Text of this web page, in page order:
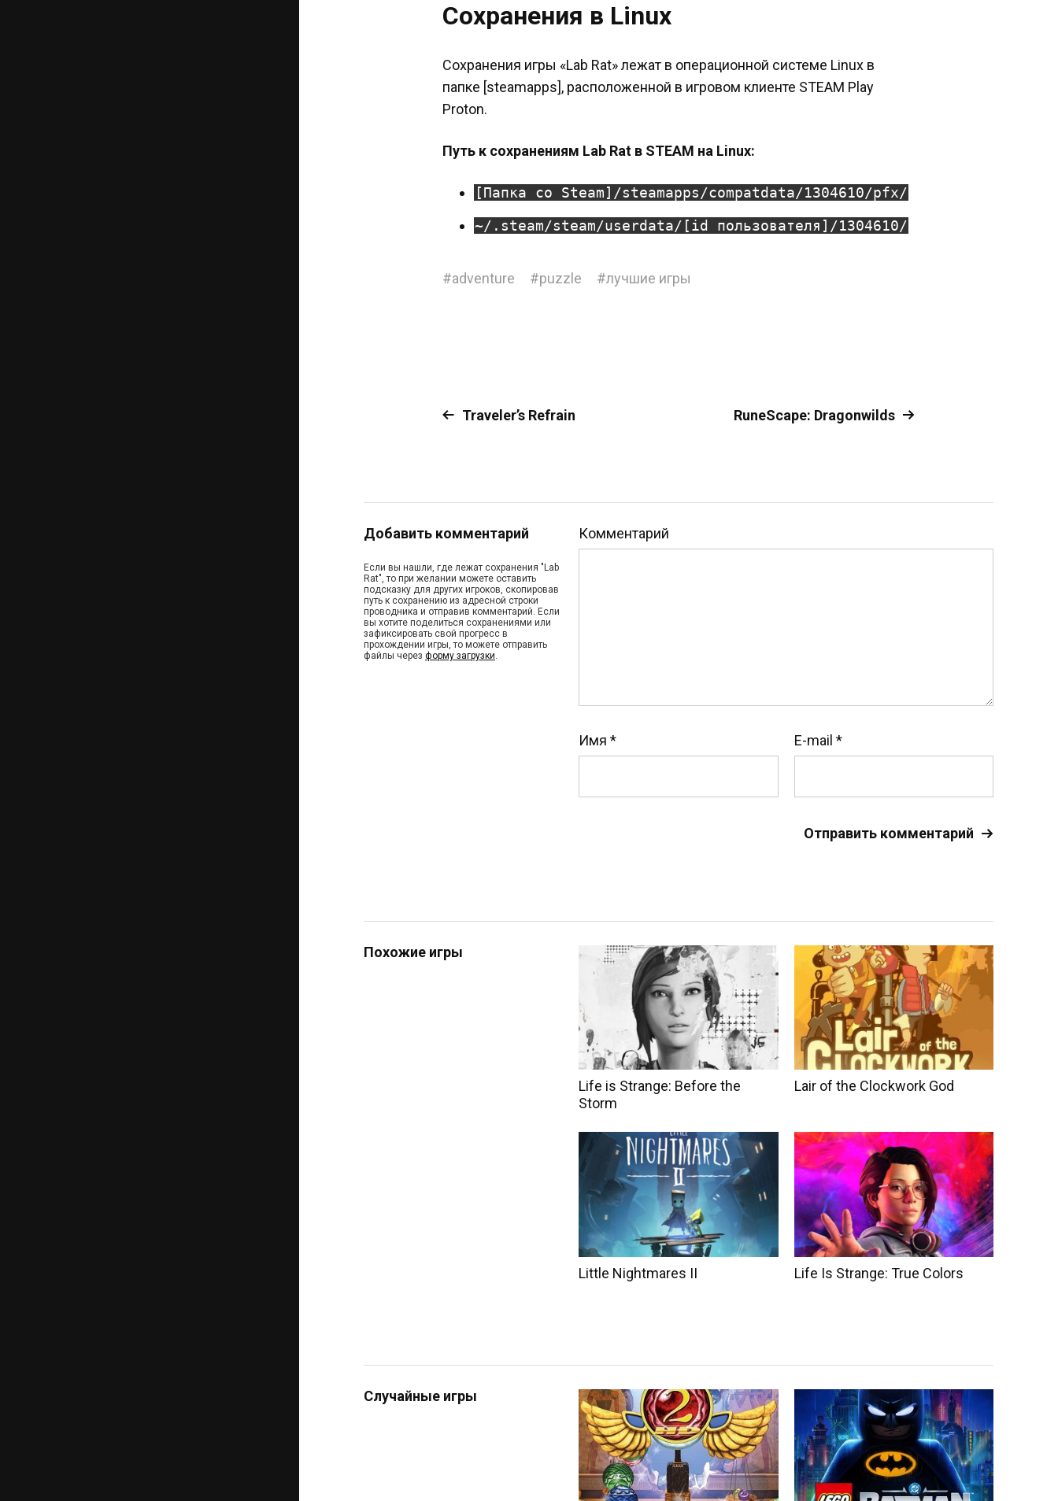
Сохранения в Linux
Сохранения игры «Lab Rat» лежат в операционной системе Linux в
папке [steamapps], расположенной в игровом клиенте STEAM Play
Proton.
Путь к сохранениям Lab Rat в STEAM на Linux:
[Папка со Steam]/steamapps/compatdata/1304610/pfx/
~/.steam/steam/userdata/[id пользователя]/1304610/
#adventure #puzzle #лучшие игры
Traveler’s Refrain RuneScape: Dragonwilds
Добавить комментарий
Если вы нашли, где лежат сохранения "Lab
Rat", то при желании можете оставить
подсказку для других игроков, скопировав
путь к сохранению из адресной строки
проводника и отправив комментарий. Если
вы хотите поделиться сохранениями или
зафиксировать свой прогресс в
прохождении игры, то можете отправить
файлы через форму загрузки.
Комментарий
Имя * E-mail *
Похожие игры
Life is Strange: Before the
Storm
Lair of the Clockwork God
Little Nightmares II Life Is Strange: True Colors
Случайные игры